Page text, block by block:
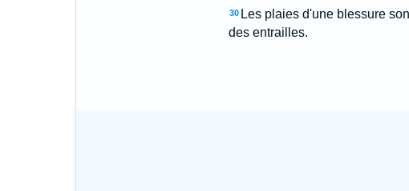
30 Les plaies d'une blessure
des entrailles.